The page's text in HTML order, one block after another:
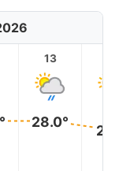
13
28.0°